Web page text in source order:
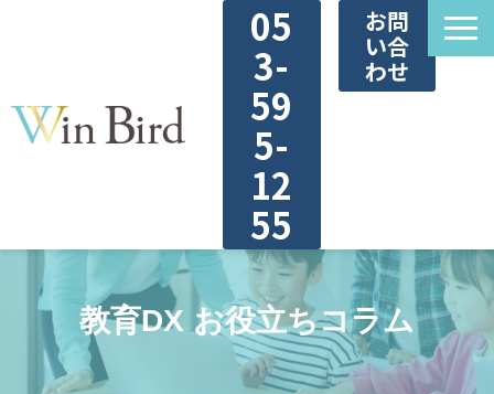
05
3-
59
5-
12
55
お問
い合
わせ
ウィンバードのDXサービス
DX診断
教育DX お役立ちコラム